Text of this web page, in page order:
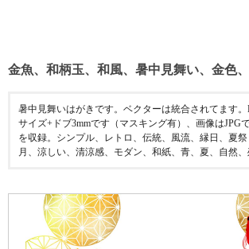
金魚、和柄玉、和風、暑中見舞い、金色
暑中見舞いはがきです。ベクターは統合されてます。
サイズ+ドブ3mmです（マスキング有）、画像はJPG
を収録。シンプル、レトロ、伝統、風流、縁日、夏
月、涼しい、清涼感、モダン、和紙、青、夏、自然